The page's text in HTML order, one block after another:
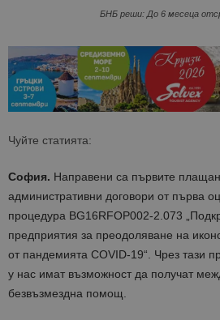
БНБ реши: До 6 месеца
Чуйте статията:
София. Направени са първите
административни договори от първа
процедура BG16RFOP002-2.073
предприятия за преодоляване на
от пандемията COVID-19“. Чрез тази
у нас имат възможност да получат
безвъзмездна помощ.